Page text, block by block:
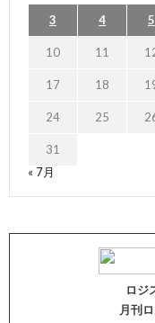
3 4 5
10 11
17 18
24 25
31
« 7月
ロジ
月刊